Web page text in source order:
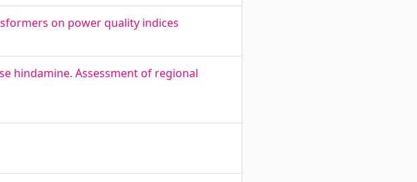
on power quality indices
hindamine. Assessment of regional